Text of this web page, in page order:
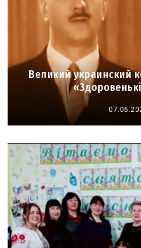
Великий украинский